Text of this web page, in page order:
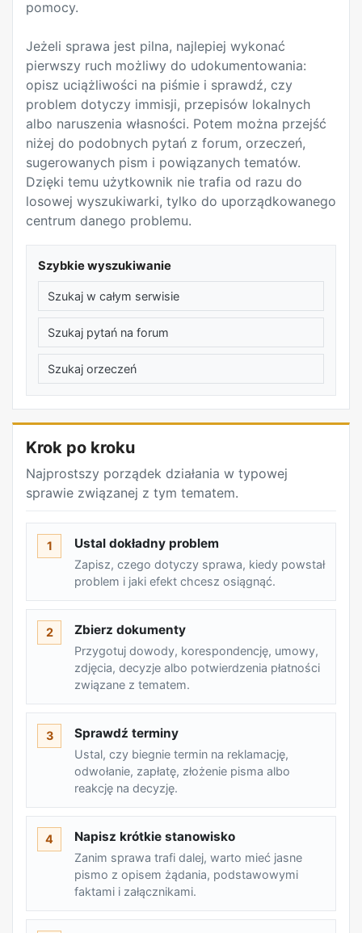
pomocy.
Jeżeli sprawa jest pilna, najlepiej wykonać
pierwszy ruch możliwy do udokumentowania:
opisz uciążliwości na piśmie i sprawdź, czy
problem dotyczy immisji, przepisów lokalnych
albo naruszenia własności. Potem można przejść
niżej do podobnych pytań z forum, orzeczeń,
sugerowanych pism i powiązanych tematów.
Dzięki temu użytkownik nie trafia od razu do
losowej wyszukiwarki, tylko do uporządkowanego
centrum danego problemu.
Szybkie wyszukiwanie
Szukaj w całym serwisie
Szukaj pytań na forum
Szukaj orzeczeń
Krok po kroku
Najprostszy porządek działania w typowej
sprawie związanej z tym tematem.
1 Ustal dokładny problem
Zapisz, czego dotyczy sprawa, kiedy powstał
problem i jaki efekt chcesz osiągnąć.
2 Zbierz dokumenty
Przygotuj dowody, korespondencję, umowy,
zdjęcia, decyzje albo potwierdzenia płatności
związane z tematem.
3 Sprawdź terminy
Ustal, czy biegnie termin na reklamację,
odwołanie, zapłatę, złożenie pisma albo
reakcję na decyzję.
4 Napisz krótkie stanowisko
Zanim sprawa trafi dalej, warto mieć jasne
pismo z opisem żądania, podstawowymi
faktami i załącznikami.